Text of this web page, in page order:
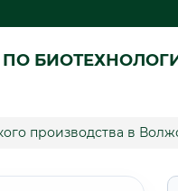
производства в